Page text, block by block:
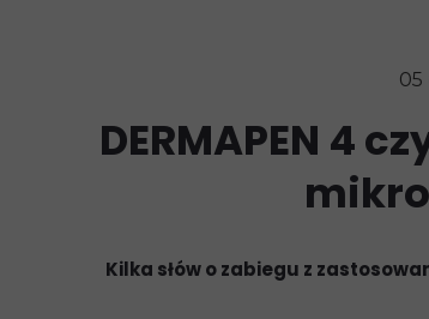
05
DERMAPEN 4
Kilka słów o zabiegu z